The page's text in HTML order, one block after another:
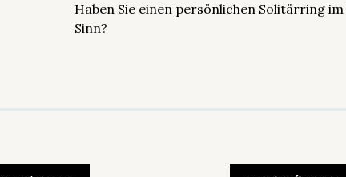
Haben Sie einen persönlichen Solitärring im
Sinn?